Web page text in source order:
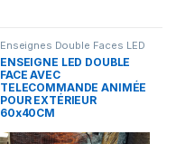
Enseignes Double Faces LED
ENSEIGNE LED DOUBLE
FACE AVEC
TELECOMMANDE ANIMÉE
POUR EXTÉRIEUR
60x40CM